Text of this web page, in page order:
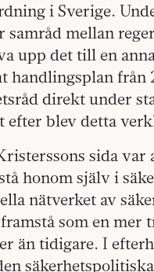
i Sverige.
samråd mellan
upp det till en
från
direkt under
efter blev detta
sida var
honom själv i
nätverket av
som en mer
än tidigare. I